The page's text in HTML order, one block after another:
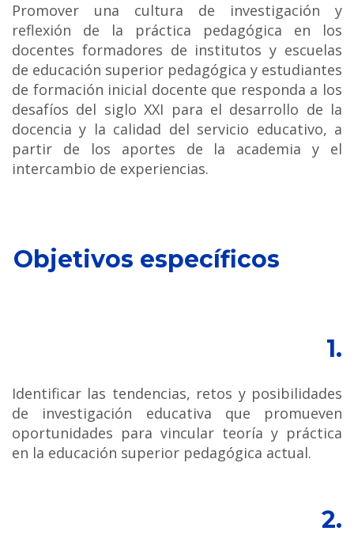
Promover una cultura de investigación y
reflexión de la práctica pedagógica en los
docentes formadores de institutos y escuelas
de educación superior pedagógica y estudiantes
de formación inicial docente que responda a los
desafíos del siglo XXI para el desarrollo de la
docencia y la calidad del servicio educativo, a
partir de los aportes de la academia y el
intercambio de experiencias.
Objetivos específicos
1.
Identificar las tendencias, retos y posibilidades
de investigación educativa que promueven
oportunidades para vincular teoría y práctica
en la educación superior pedagógica actual.
2.